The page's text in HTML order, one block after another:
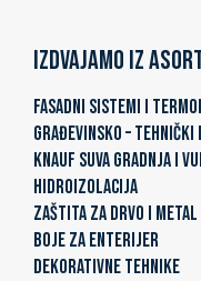
Izdvajamo iz
FASADNI SISTEMI I
GRAĐEVINSKO – TEHNIČKI
KNAUF SUVA GRADNJA I
HIDROIZOLACIJA
ZAŠTITA ZA DRVO I METAL
BOJE ZA ENTERIJER
DEKORATIVNE TEHNIKE